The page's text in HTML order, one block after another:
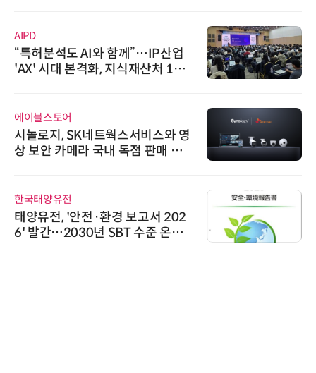
”…IP산업
산처 1호
비스와 영
판매 파
고서 202
준 온실
다래전략사업화센터
다래전략사업화센터,
026'서 글로벌 빅파마와
스 미팅 지원…K-바이오
인아그룹
'자동화 산업의 새로운
인아그룹 전국 7개 도시
어 개최
로옴세미컨덕터코리아
로옴, 발진 출력 4배 높인
라헤르츠파 발진 디바이